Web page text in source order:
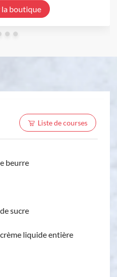
la boutique
Liste de courses
beurre
de sucre
crème liquide entière